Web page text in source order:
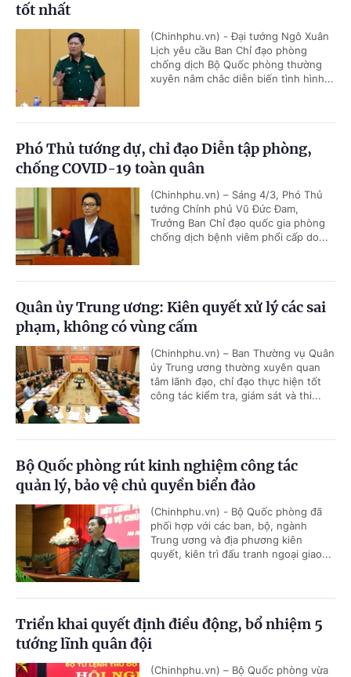
tốt nhất
(Chinhphu.vn) - Đại tướng Ngô Xuân
Lịch yêu cầu Ban Chỉ đạo phòng
chống dịch Bộ Quốc phòng thường
xuyên nắm chắc diễn biến tình hình...
Phó Thủ tướng dự, chỉ đạo Diễn tập phòng,
chống COVID-19 toàn quân
(Chinhphu.vn) – Sáng 4/3, Phó Thủ
tướng Chính phủ Vũ Đức Đam,
Trưởng Ban Chỉ đạo quốc gia phòng
chống dịch bệnh viêm phổi cấp do...
Quân ủy Trung ương: Kiên quyết xử lý các sai
phạm, không có vùng cấm
(Chinhphu.vn) – Ban Thường vụ Quân
ủy Trung ương thường xuyên quan
tâm lãnh đạo, chỉ đạo thực hiện tốt
công tác kiểm tra, giám sát và thi...
Bộ Quốc phòng rút kinh nghiệm công tác
quản lý, bảo vệ chủ quyền biển đảo
(Chinhphu.vn) - Bộ Quốc phòng đã
phối hợp với các ban, bộ, ngành
Trung ương và địa phương kiên
quyết, kiên trì đấu tranh ngoại giao...
Triển khai quyết định điều động, bổ nhiệm 5
tướng lĩnh quân đội
(Chinhphu.vn) – Bộ Quốc phòng vừa